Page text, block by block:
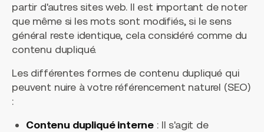
partir d'autres sites web. Il est important de noter
que même si les mots sont modifiés, si le sens
général reste identique, cela considéré comme du
contenu dupliqué.
Les différentes formes de contenu dupliqué qui
peuvent nuire à votre référencement naturel (SEO)
:
Contenu dupliqué interne : Il s'agit de